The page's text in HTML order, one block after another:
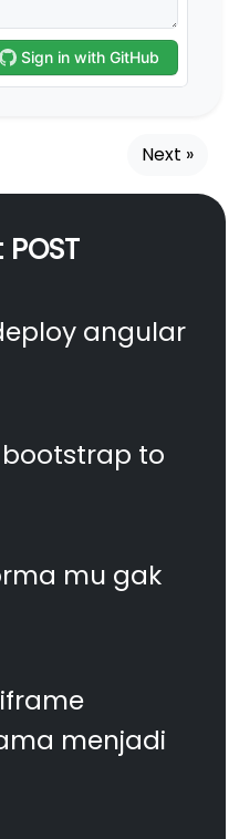
Next »
angular
to
mu gak
menjadi